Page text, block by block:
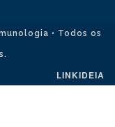
• Todos os
LINKIDEIA